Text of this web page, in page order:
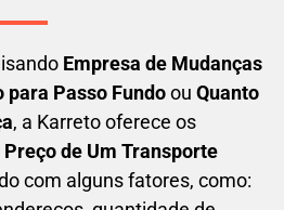
Empresa de Mudanças
para Passo Fundoou Quanto
, a Karreto oferece os
Preço de Um Transporte
com alguns fatores, como: